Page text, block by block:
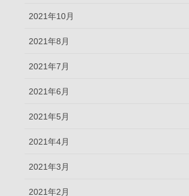
2021年10月
2021年8月
2021年7月
2021年6月
2021年5月
2021年4月
2021年3月
2021年2月